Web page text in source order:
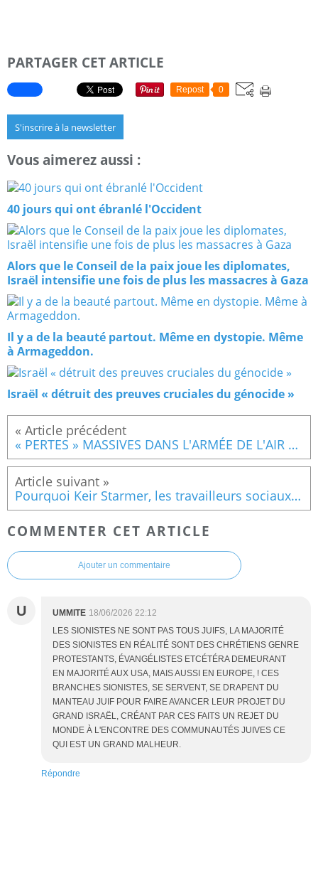
PARTAGER CET ARTICLE
Repost 0
S'inscrire à la newsletter
Vous aimerez aussi :
40 jours qui ont ébranlé l'Occident
Alors que le Conseil de la paix joue les diplomates,
Israël intensifie une fois de plus les massacres à Gaza
Il y a de la beauté partout. Même en dystopie. Même
à Armageddon.
Israël « détruit des preuves cruciales du génocide »
« PERTES » MASSIVES DANS L'ARMÉE DE L'AIR AMÉRICAINE : un bombardier B-52 part en fumée sur une base californienne ; tout l'équipage a péri
Pourquoi Keir Starmer, les travailleurs sociaux britanniques et la police britannique ne sont-ils pas pendus aux lampadaires ?
COMMENTER CET ARTICLE
Ajouter un commentaire
U UMMITE 18/06/2026 22:12
LES SIONISTES NE SONT PAS TOUS JUIFS, LA MAJORITÉ
DES SIONISTES EN RÉALITÉ SONT DES CHRÉTIENS GENRE
PROTESTANTS, ÉVANGÉLISTES ETCÉTÉRA DEMEURANT
EN MAJORITÉ AUX USA, MAIS AUSSI EN EUROPE, ! CES
BRANCHES SIONISTES, SE SERVENT, SE DRAPENT DU
MANTEAU JUIF POUR FAIRE AVANCER LEUR PROJET DU
GRAND ISRAËL, CRÉANT PAR CES FAITS UN REJET DU
MONDE À L'ENCONTRE DES COMMUNAUTÉS JUIVES CE
QUI EST UN GRAND MALHEUR.
Répondre